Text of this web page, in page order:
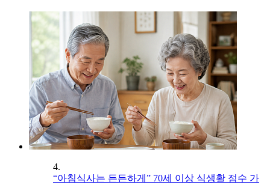
4.
“아침식사는 든든하게” 70세 이상 식생활 점수 가